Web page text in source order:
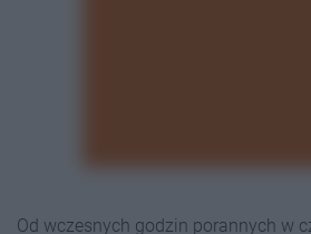
Od wczesnych godzin porannych w